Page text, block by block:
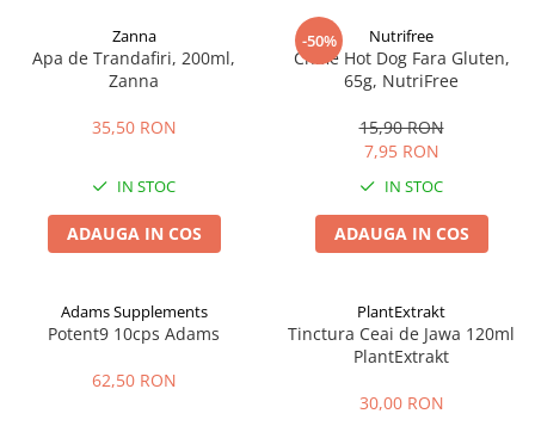
Zanna
Apa de Trandafiri, 200ml,
Zanna
35,50 RON
IN STOC
ADAUGA IN COS
-50% Nutrifree
Chifle Hot Dog Fara Gluten,
65g, NutriFree
15,90 RON
7,95 RON
IN STOC
ADAUGA IN COS
Adams Supplements
Potent9 10cps Adams
62,50 RON
PlantExtrakt
Tinctura Ceai de Jawa 120ml
PlantExtrakt
30,00 RON